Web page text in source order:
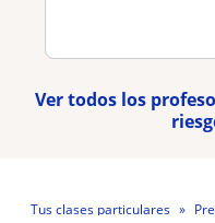
Ver todos los
Tus clases particulares